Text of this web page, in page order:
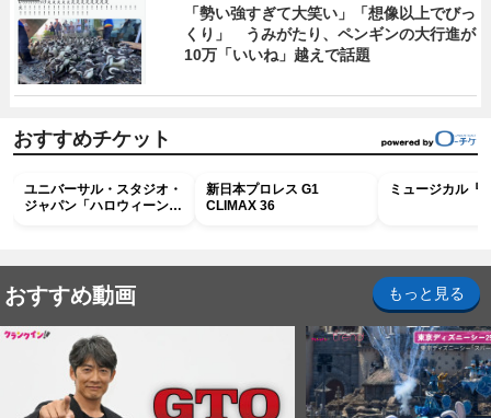
「勢い強すぎて大笑い」「想像以上でびっ
くり」 うみがたり、ペンギンの大行進が
10万「いいね」越えで話題
おすすめチケット
ユニバーサル・スタジオ・
ジャパン「ハロウィーン・
新日本プロレス G1
CLIMAX 36
ミュージカル『
おすすめ動画 もっと見る